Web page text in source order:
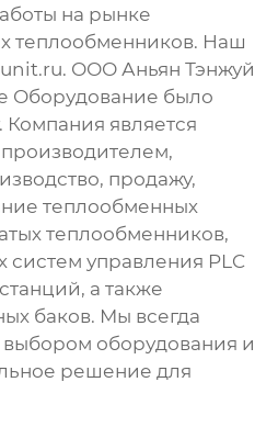
на рынке
теплообменников. Наш
. ООО Аньян Тэнжуй
Оборудование было
Компания является
продажу,
теплообменных
теплообменников,
систем управления PLC
а также
баков. Мы всегда
выбором оборудования и
решение для